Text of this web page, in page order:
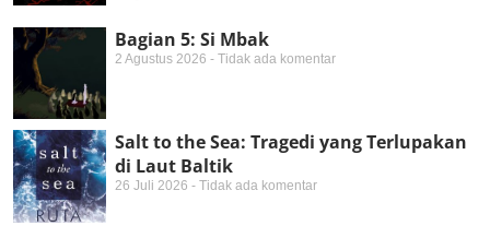
Bagian 5: Si Mbak
2 Agustus 2026 Tidak ada komentar
Salt to the Sea: Tragedi yang Terlupakan
di Laut Baltik
26 Juli 2026 Tidak ada komentar